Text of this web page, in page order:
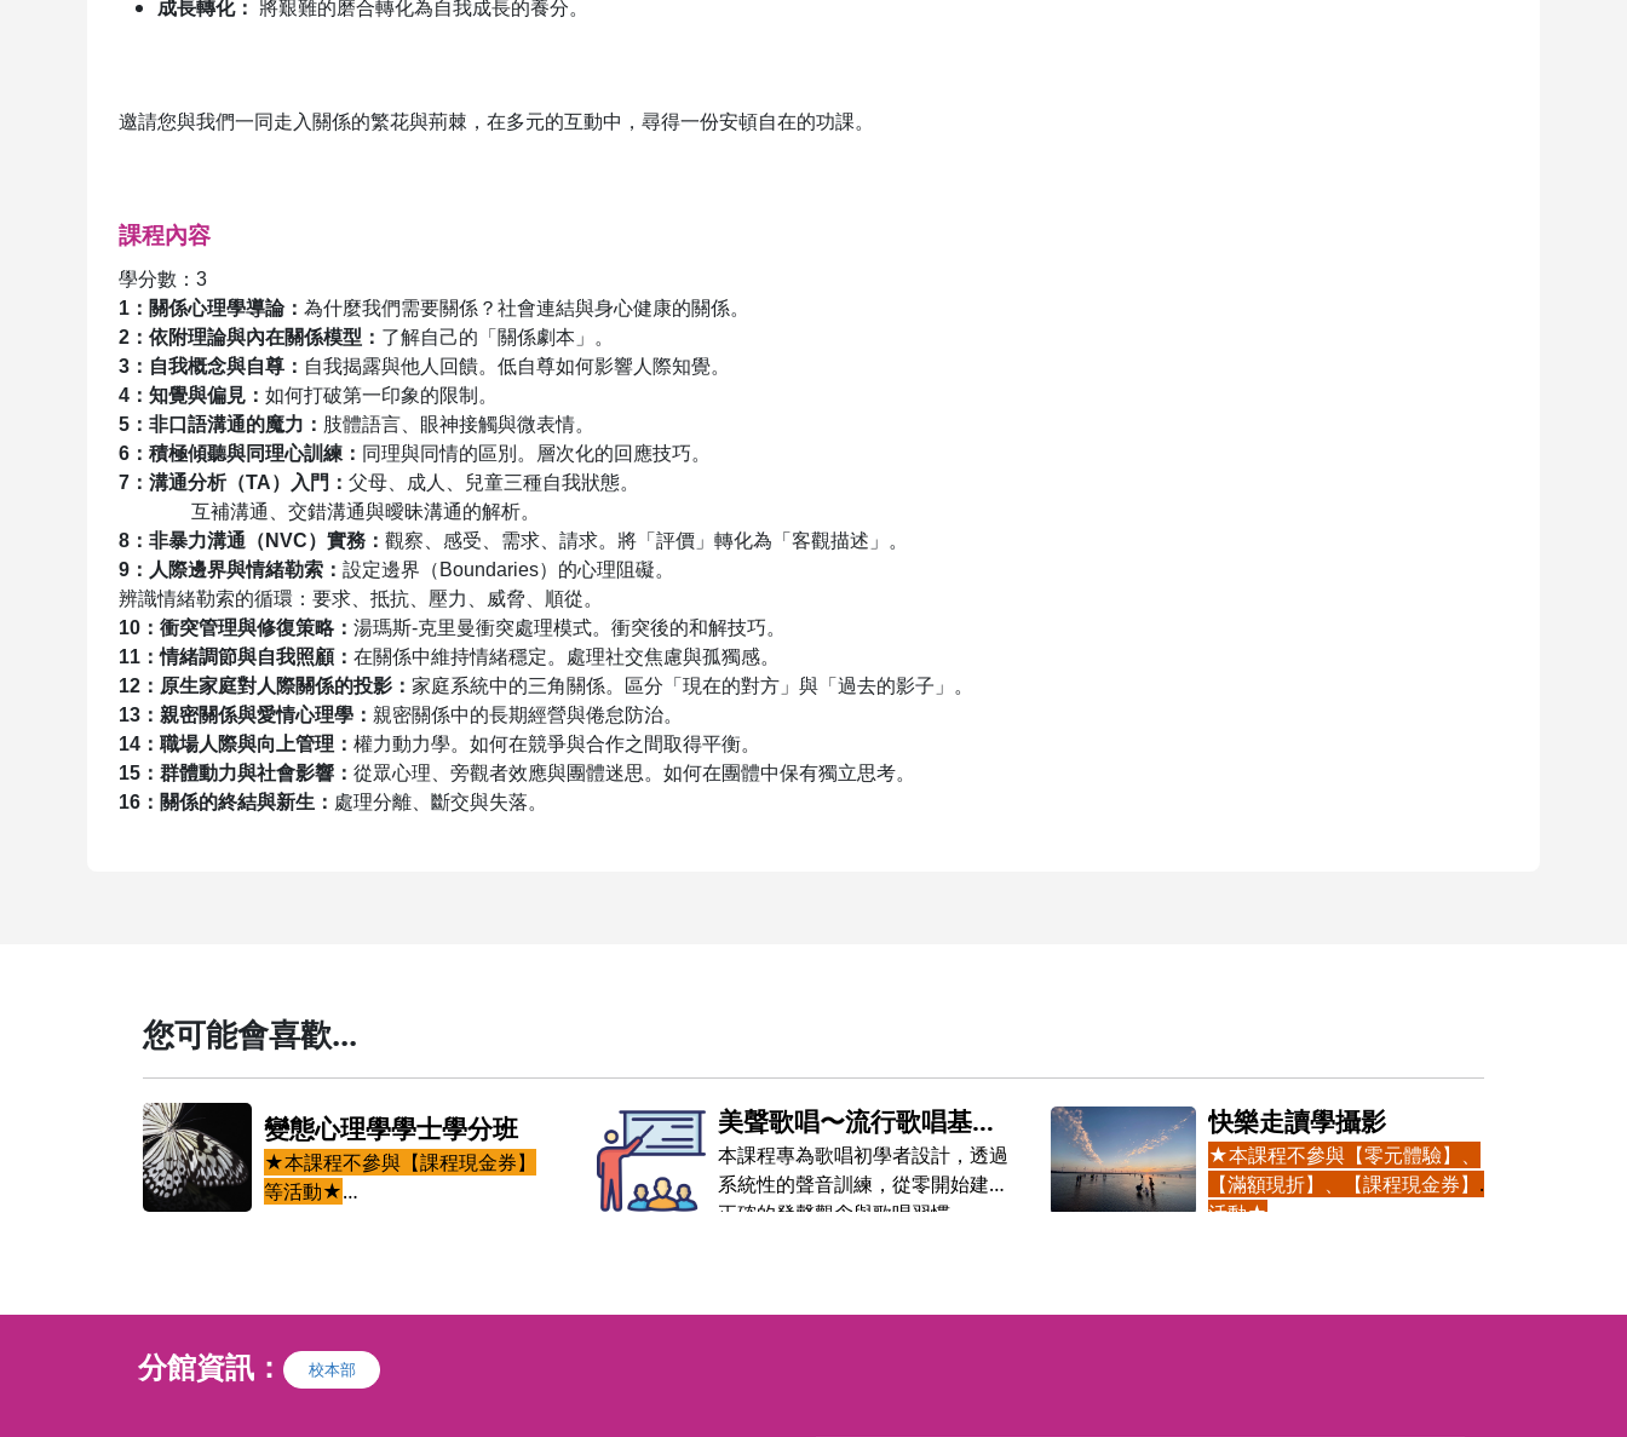
成長轉化： 將艱難的磨合轉化為自我成長的養分。
邀請您與我們一同走入關係的繁花與荊棘，在多元的互動中，尋得一份安頓自在的功課。
課程內容
學分數：3
1 ：關係心理學導論： 為什麼我們需要關係？社會連結與身心健康的關係。
2 ：依附理論與內在關係模型： 了解自己的「關係劇本」。
3 ：自我概念與自尊： 自我揭露與他人回饋。低自尊如何影響人際知覺。
4 ：知覺與偏見： 如何打破第一印象的限制。
5 ：非口語溝通的魔力： 肢體語言、眼神接觸與微表情。
6 ：積極傾聽與同理心訓練： 同理與同情的區別。層次化的回應技巧。
7 ：溝通分析（TA）入門： 父母、成人、兒童三種自我狀態。
互補溝通、交錯溝通與曖昧溝通的解析。
8 ：非暴力溝通（ NVC）實務： 觀察、感受、需求、請求。將「評價」轉化為「客觀描述」。
9 ：人際邊界與情緒勒索： 設定邊界（ Boundaries）的心理阻礙。
辨識情緒勒索的循環：要求、抵抗、壓力、威脅、順從。
10 ：衝突管理與修復策略： 湯瑪斯-克里曼衝突處理模式。衝突後的和解技巧。
11 ：情緒調節與自我照顧： 在關係中維持情緒穩定。處理社交焦慮與孤獨感。
12 ：原生家庭對人際關係的投影： 家庭系統中的三角關係。區分「現在的對方」與「過去的影子」。
13 ：親密關係與愛情心理學： 親密關係中的長期經營與倦怠防治。
14 ：職場人際與向上管理： 權力動力學。如何在競爭與合作之間取得平衡。
15 ：群體動力與社會影響： 從眾心理、旁觀者效應與團體迷思。如何在團體中保有獨立思考。
16 ：關係的終結與新生： 處理分離、斷交與失落。
您可能會喜歡...
學學士學分
專門職業及技術
證明亦非醫事人
在各式各樣的關
此，也難免在此
心的定錨點。
互動中，尋得一
變態心理學學士學分班
★本課程不參與【課程現金券】
等活動★
務內容」
美聲歌唱〜流行歌唱基礎
班（Pop Vocal Basics）
本課程專為歌唱初學者設計，透過
系統性的聲音訓練，從零開始建立
正確的發聲觀念與歌唱習慣。
快樂走讀學攝影
★本課程不參與【零元體驗】、
【滿額現折】、【課程現金券】等
活動★
分館資訊： 校本部